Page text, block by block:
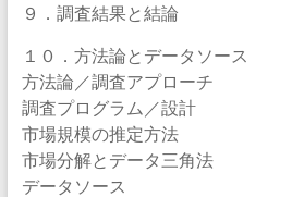
９．調査結果と結論
１０．方法論とデータソース
方法論／調査アプローチ
調査プログラム／設計
市場規模の推定方法
市場分解とデータ三角法
データソース